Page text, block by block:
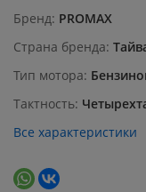
Бренд PROMAX
Страна бренда
Тип мотора
Тактность
Все характеристики